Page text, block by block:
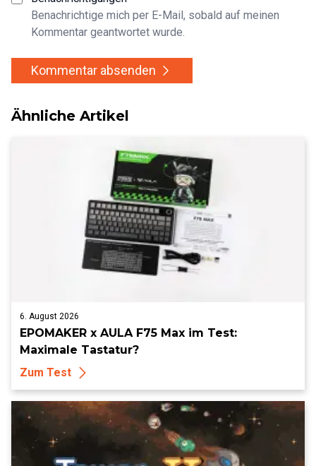
Benachrichtige mich per E-Mail, sobald auf meinen
Kommentar geantwortet wurde.
Kommentar absenden
Ähnliche Artikel
6. August 2026
EPOMAKER x AULA F75 Max im Test:
Maximale Tastatur?
Zum Test